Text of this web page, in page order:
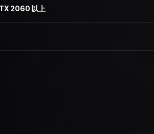
2060 以上